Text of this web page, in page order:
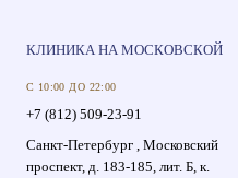
КЛИНИКА НА МОСКОВСКОЙ
С 10:00 ДО 22:00
+7 (812) 509-23-91
Санкт-Петербург , Московский
проспект, д. 183-185, лит. Б, к.